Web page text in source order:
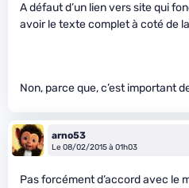
A défaut d’un lien vers site qui
avoir le texte complet à coté de
Non, parce que, c’est important
arno53
Le 08/02/2015 à 01h03
Pas forcément d’accord avec le